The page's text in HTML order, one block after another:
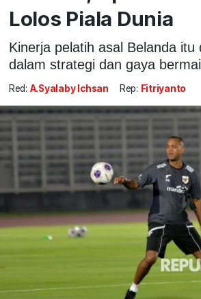
Lolos Piala Dunia
Kinerja pelatih asal Belanda itu
dalam strategi dan gaya
Red: A.Syalaby Ichsan Rep: Fitriyanto